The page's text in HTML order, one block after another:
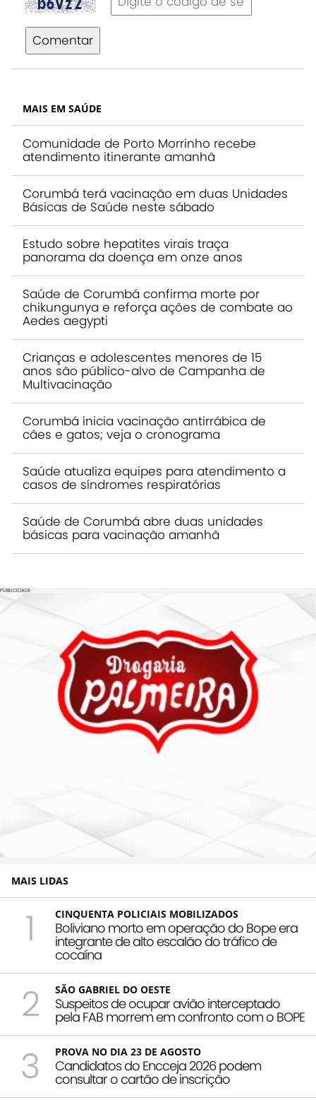
Comentar
MAIS EM SAÚDE
Comunidade de Porto Morrinho recebe
atendimento itinerante amanhã
Corumbá terá vacinação em duas Unidades
Básicas de Saúde neste sábado
Estudo sobre hepatites virais traça
panorama da doença em onze anos
Saúde de Corumbá confirma morte por
chikungunya e reforça ações de combate ao
Aedes aegypti
Crianças e adolescentes menores de 15
anos são público-alvo de Campanha de
Multivacinação
Corumbá inicia vacinação antirrábica de
cães e gatos; veja o cronograma
Saúde atualiza equipes para atendimento a
casos de síndromes respiratórias
Saúde de Corumbá abre duas unidades
básicas para vacinação amanhã
PUBLICIDADE
MAIS LIDAS
1 CINQUENTA POLICIAIS MOBILIZADOS
Boliviano morto em operação do Bope era
integrante de alto escalão do tráfico de
cocaína
2 SÃO GABRIEL DO OESTE
Suspeitos de ocupar avião interceptado
pela FAB morrem em confronto com o BOPE
3 PROVA NO DIA 23 DE AGOSTO
Candidatos do Encceja 2026 podem
consultar o cartão de inscrição